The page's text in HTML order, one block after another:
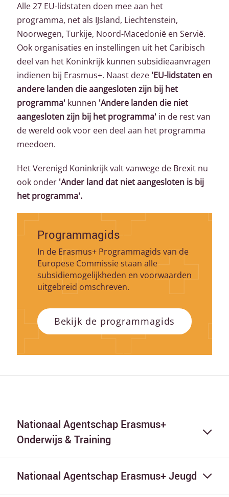
Programmagids
In de Erasmus+ Programmagids van de
Europese Commissie staan alle
subsidiemogelijkheden en voorwaarden
uitgebreid omschreven.
Bekijk de programmagids
Alle 27 EU-lidstaten doen mee aan het
programma, net als IJsland, Liechtenstein,
Noorwegen, Turkije, Noord-Macedonië en Servië.
Ook organisaties en instellingen uit het Caribisch
deel van het Koninkrijk kunnen subsidieaanvragen
indienen bij Erasmus+. Naast deze 'EU-lidstaten en
andere landen die aangesloten zijn bij het
programma' kunnen 'Andere landen die niet
aangesloten zijn bij het programma' in de rest van
de wereld ook voor een deel aan het programma
meedoen.
Het Verenigd Koninkrijk valt vanwege de Brexit nu
ook onder 'Ander land dat niet aangesloten is bij
het programma'.
Nationaal Agentschap Erasmus+
Onderwijs & Training
Nationaal Agentschap Erasmus+ Jeugd